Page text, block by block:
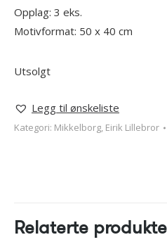
Opplag: 3 eks.
Motivformat: 50 x 40 cm
Utsolgt
Legg til ønskeliste
Kategori: Mikkelborg, Eirik Lillebror
Relaterte